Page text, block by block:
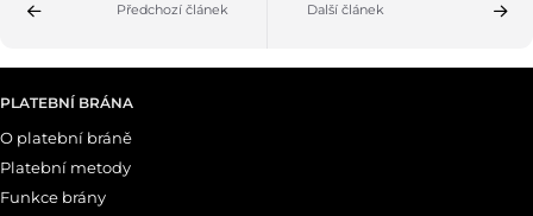
Předchozí článek Další článek
PLATEBNÍ BRÁNA
O platební bráně
Platební metody
Funkce brány